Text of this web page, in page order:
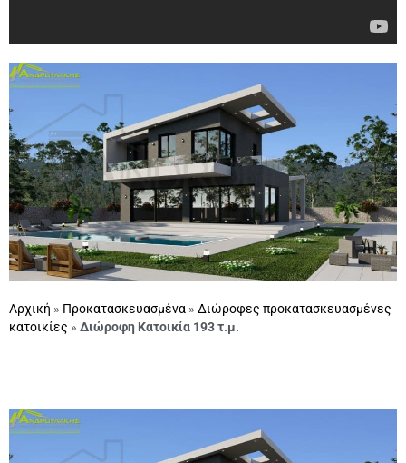
Αρχική » Προκατασκευασμένα » Διώροφες προκατασκευασμένες
κατοικίες » Διώροφη Κατοικία 193 τ.μ.